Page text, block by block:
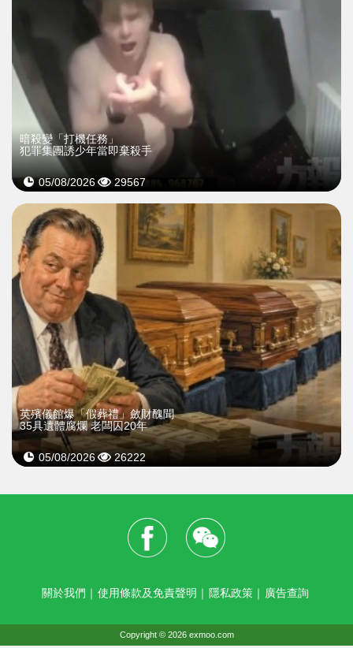
暗殺變「打機任務」
犯罪集團誘少年當即棄殺手
05/08/2026 29567
英殯儀館爆「假葬禮」斂財醜聞
35具遺體腐爛 老闆囚20年
05/08/2026 26222
關於我們 ｜ 使用條款及免責聲明 ｜ 隱私政策 ｜ 廣告查詢
Copyright © 2026 exmoo.com